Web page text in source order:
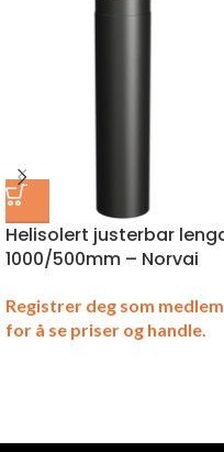
Helisolert justerbar
1000/500mm – Norvai
Registrer deg som medlem
for å se priser og handle.